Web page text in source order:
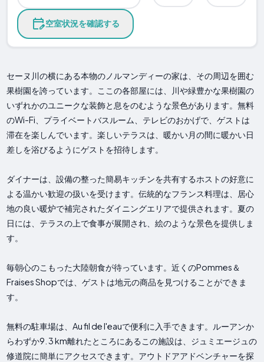
空室状況を確認する
セーヌ川の横にある本物のノルマンディーの家は、その周辺を囲む
果樹園を誇っています。ここの各部屋には、川や​​緑豊かな果樹園の
いずれかのユニークな装飾と息をのむような景色があります。無料
のWi-Fi、プライベートバスルーム、テレビのおかげで、ゲストは
滞在を楽しんでいます。楽しいテラスは、暖かい月の間に暖かい日
差しを浴びるようにゲストを招待します。
ダイナーは、設備の整った簡易キッチンを共有するホストの好意に
よる温かい歓迎の扱いを受けます。伝統的なフランス料理は、居心
地の良い暖炉で補完されたダイニングエリアで提供されます。夏の
日には、テラスの上で食事が展開され、絵のような景色を提供しま
す。
毎朝心のこもった大陸朝食が待っています。近くのPommes＆
Fraises Shopでは、ゲストは地元の商品を見つけることができま
す。
無料の駐車場は、Au fil de l'eauで便利に入手できます。ルーアンか
らわずか9. 3 km離れたところにあるこの施設は、ジュミエージュの
修道院に簡単にアクセスできます。アウトドアアドベンチャーを探